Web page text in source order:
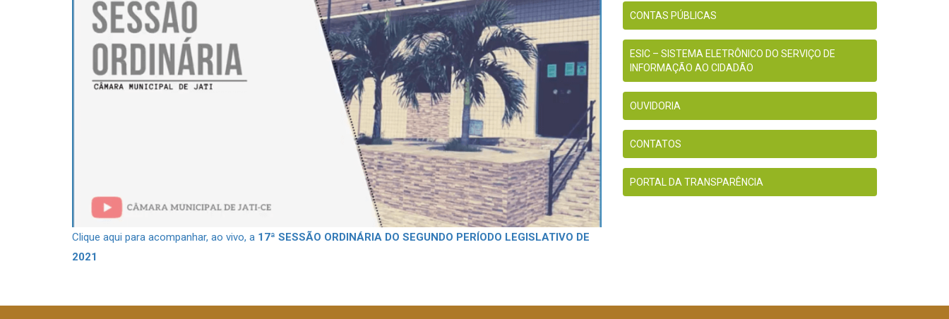
Clique aqui para acompanhar, ao vivo, a 17ª SESSÃO ORDINÁRIA DO SEGUNDO PERÍODO LEGISLATIVO DE
2021
CONTAS PÚBLICAS
ESIC – SISTEMA ELETRÔNICO DO SERVIÇO DE
INFORMAÇÃO AO CIDADÃO
OUVIDORIA
CONTATOS
PORTAL DA TRANSPARÊNCIA